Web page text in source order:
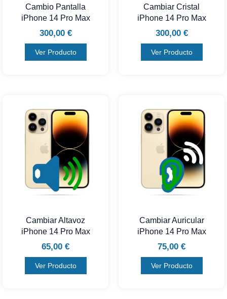
Cambio Pantalla
iPhone 14 Pro Max
300,00 €
Ver Producto
Cambiar Cristal
iPhone 14 Pro Max
300,00 €
Ver Producto
Cambiar Altavoz
iPhone 14 Pro Max
65,00 €
Ver Producto
Cambiar Auricular
iPhone 14 Pro Max
75,00 €
Ver Producto